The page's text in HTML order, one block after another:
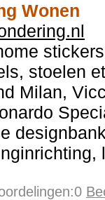
Wonen
stoelen
Milan,